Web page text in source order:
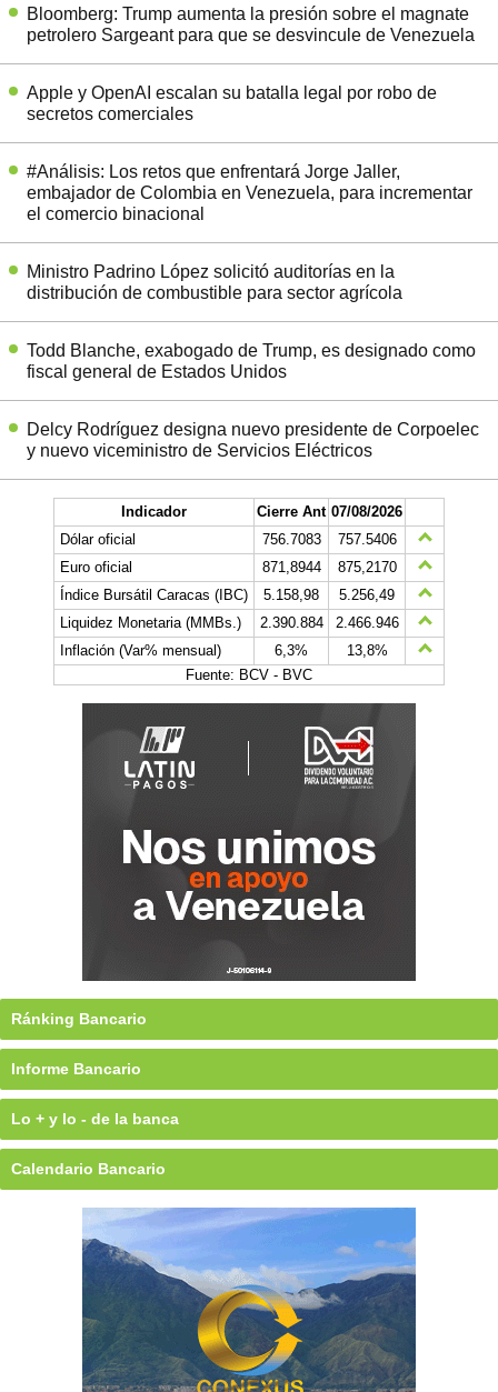
Bloomberg: Trump aumenta la presión sobre el magnate
petrolero Sargeant para que se desvincule de Venezuela
Apple y OpenAI escalan su batalla legal por robo de
secretos comerciales
#Análisis: Los retos que enfrentará Jorge Jaller,
embajador de Colombia en Venezuela, para incrementar
el comercio binacional
Ministro Padrino López solicitó auditorías en la
distribución de combustible para sector agrícola
Todd Blanche, exabogado de Trump, es designado como
fiscal general de Estados Unidos
Delcy Rodríguez designa nuevo presidente de Corpoelec
y nuevo viceministro de Servicios Eléctricos
Indicador Cierre Ant 07/08/2026
Dólar oficial
756.7083
757.5406
Euro oficial
871,8944
875,2170
Índice Bursátil Caracas (IBC)
5.158,98
5.256,49
Liquidez Monetaria (MMBs.)
2.390.884
2.466.946
Inflación (Var% mensual)
6,3%
13,8%
Fuente: BCV - BVC
Ránking Bancario
Informe Bancario
Lo + y lo - de la banca
Calendario Bancario